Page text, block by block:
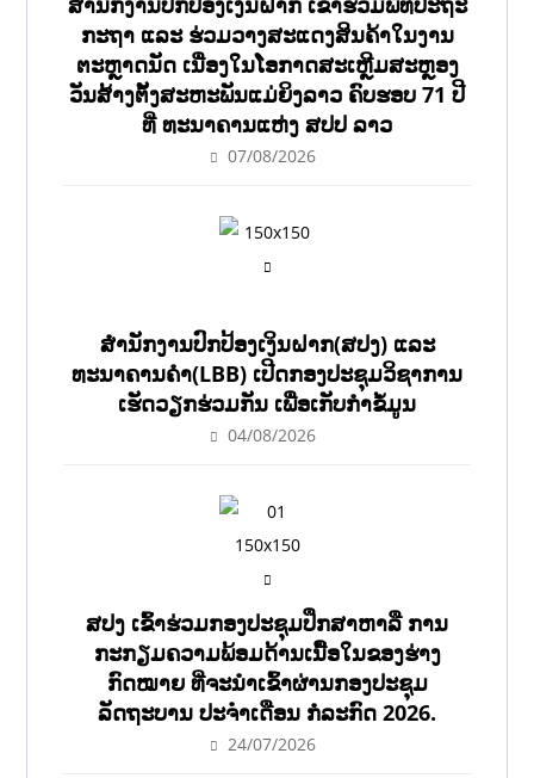
ກະຖາ ແລະ ຮ່ວມວາງສະແດງສິນຄ້າໃນງານ
ຕະຫຼາດນັດ ເນື່ອງໃນໂອກາດສະເຫຼີມສະຫຼອງ
ວັນສ້າງຕັ້ງສະຫະພັນແມ່ຍິງລາວ ຄົບຮອບ 71 ປີ
ທີ່ ທະນາຄານແຫ່ງ ສປປ ລາວ
07/08/2026
ສຳນັກງານປົກປ້ອງເງິນຝາກ(ສປງ) ແລະ
ທະນາຄານຄຳ(LBB) ເປີດກອງປະຊຸມວິຊາການ
ເຮັດວຽກຮ່ວມກັນ ເພື່ອເກັບກຳຂໍ້ມູນ
04/08/2026
ສປງ ເຂົ້າຮ່ວມກອງປະຊຸມປຶກສາຫາລື ການ
ກະກຽມຄວາມພ້ອມດ້ານເນື້ອໃນຂອງຮ່າງ
ກົດໝາຍ ທີ່ຈະນໍາເຂົ້າຜ່ານກອງປະຊຸມ
ລັດຖະບານ ປະຈໍາເດືອນ ກໍລະກົດ 2026.
24/07/2026